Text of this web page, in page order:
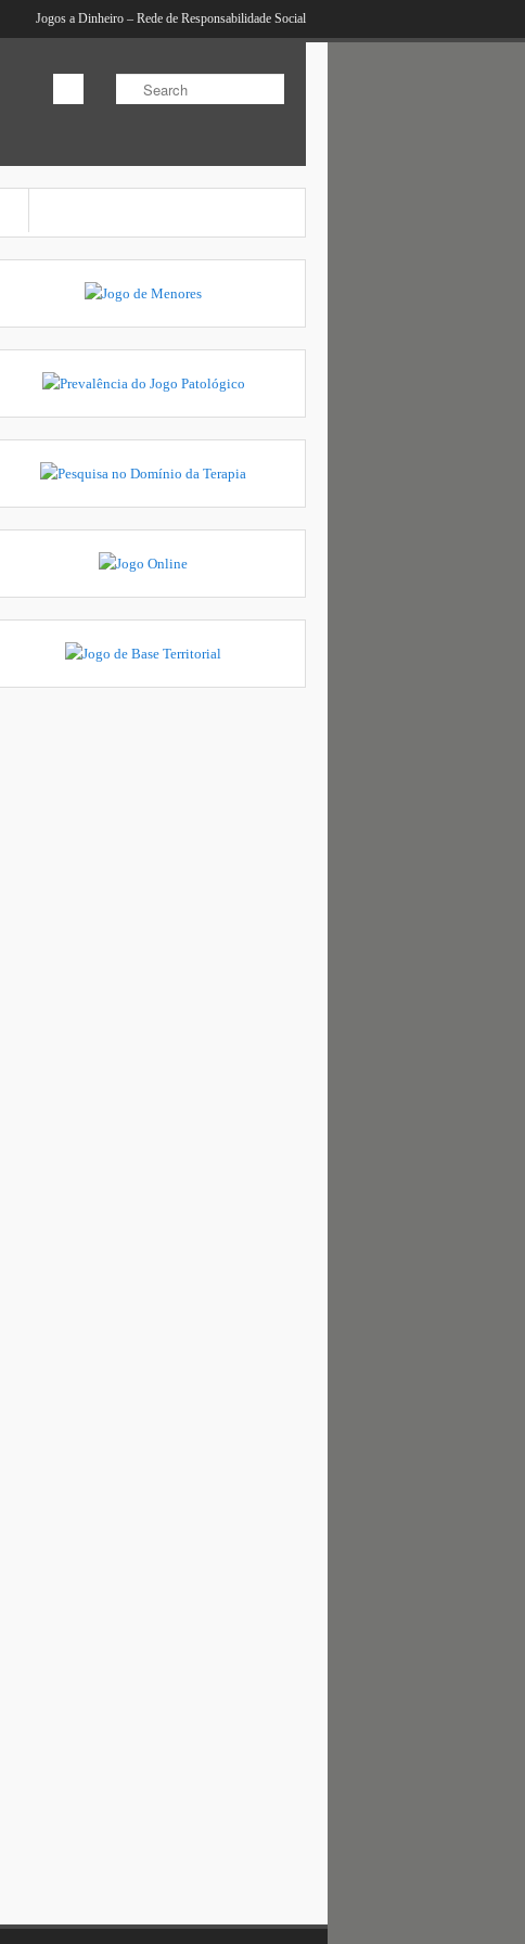
Jogos a Dinheiro – Rede de Responsabilidade Social